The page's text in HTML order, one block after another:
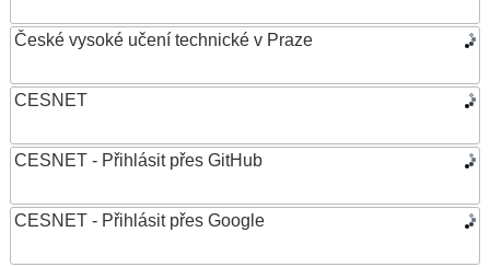
České vysoké učení technické v Praze
CESNET
CESNET - Přihlásit přes GitHub
CESNET - Přihlásit přes Google